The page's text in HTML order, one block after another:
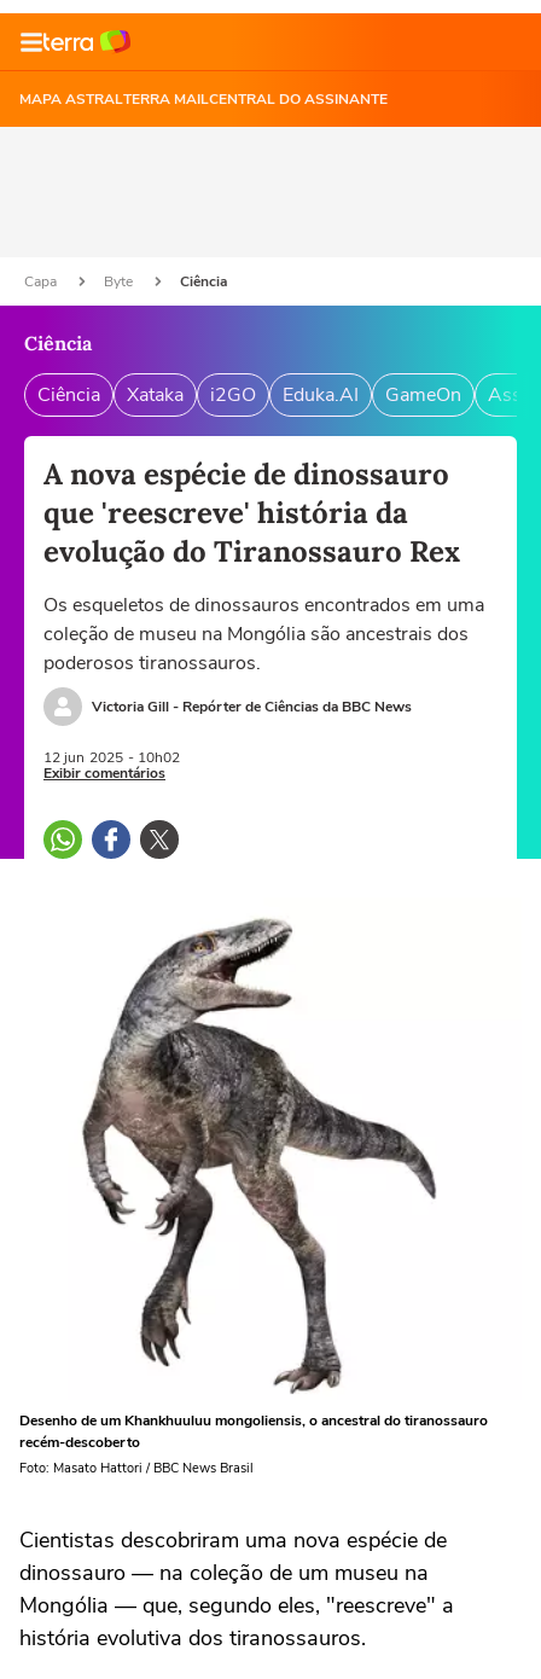
MAPA ASTRALTERRA MAILCENTRAL DO ASSINANTE
Capa Byte Ciência
Ciência
Ciência Xataka i2GO Eduka.AI GameOn
A nova espécie de dinossauro
que 'reescreve' história da
evolução do Tiranossauro Rex
Os esqueletos de dinossauros encontrados em uma
coleção de museu na Mongólia são ancestrais dos
poderosos tiranossauros.
Victoria Gill - Repórter de Ciências da BBC News
12 jun 2025 - 10h02
Exibir comentários
Desenho de um Khankhuuluu mongoliensis, o ancestral do tiranossauro
recém-descoberto
Foto: Masato Hattori / BBC News Brasil
Cientistas descobriram uma nova espécie de
dinossauro — na coleção de um museu na
Mongólia — que, segundo eles, "reescreve" a
história evolutiva dos tiranossauros.